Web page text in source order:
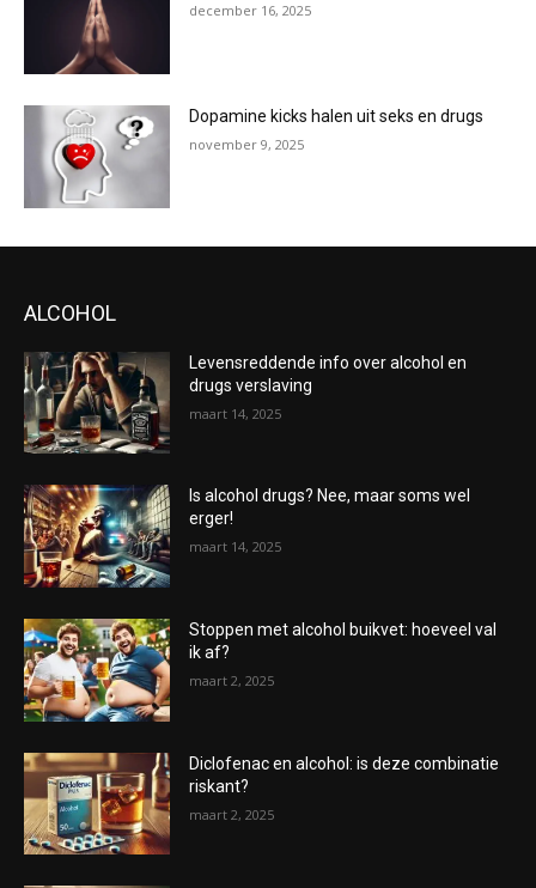
december 16, 2025
Dopamine kicks halen uit seks en drugs
november 9, 2025
ALCOHOL
Levensreddende info over alcohol en
drugs verslaving
maart 14, 2025
Is alcohol drugs? Nee, maar soms wel
erger!
maart 14, 2025
Stoppen met alcohol buikvet: hoeveel val
ik af?
maart 2, 2025
Diclofenac en alcohol: is deze combinatie
riskant?
maart 2, 2025